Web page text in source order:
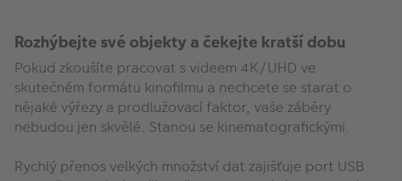
Rozhýbejte své objekty a čekejte kratší dobu
Pokud zkoušíte pracovat s videem 4K/UHD ve
skutečném formátu kinofilmu a nechcete se starat o
nějaké výřezy a prodlužovací faktor, vaše záběry
nebudou jen skvělé. Stanou se kinematografickými.
Rychlý přenos velkých množství dat zajišťuje port USB